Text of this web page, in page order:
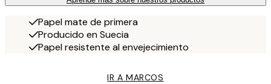
Papel mate de primera
Producido en Suecia
Papel resistente al envejecimiento
IR A MARCOS